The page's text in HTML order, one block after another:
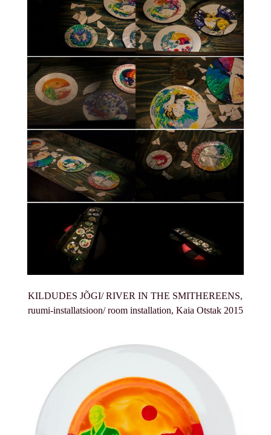
KILDUDES JÕGI/ RIVER IN THE SMITHEREENS,
ruumi-installatsioon/ room installation, Kaia Otstak 2015